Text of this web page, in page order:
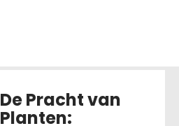
De Pracht van
Planten: